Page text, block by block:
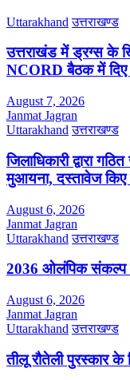
Uttarakhand उत्तराखण्ड
उत्तराखंड में ड्रग्स के
NCORD बैठक में दिए
August 7, 2026
Janmat Jagran
Uttarakhand उत्तराखण्ड
जिलाधिकारी द्वारा
मुआयना, दस्तावेज किए
August 6, 2026
Janmat Jagran
Uttarakhand उत्तराखण्ड
2036 ओलंपिक संकल्प
August 6, 2026
Janmat Jagran
Uttarakhand उत्तराखण्ड
तीलू रौतेली पुरस्कार